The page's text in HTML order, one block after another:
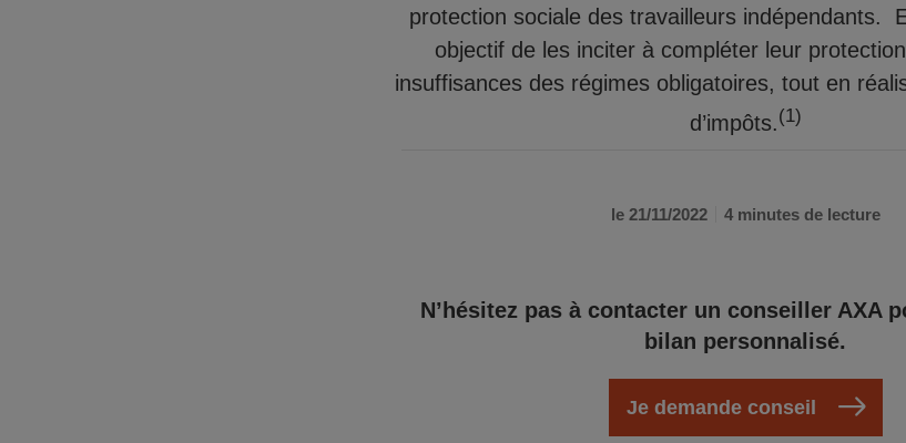
le 21/11/2022 4 minutes de lecture
protection sociale des travailleurs indépendants.
objectif de les inciter à compléter leur
insuffisances des régimes obligatoires, tout en
d’impôts.(1)
N’hésitez pas à contacter un conseiller AXA
bilan personnalisé.
Je demande conseil